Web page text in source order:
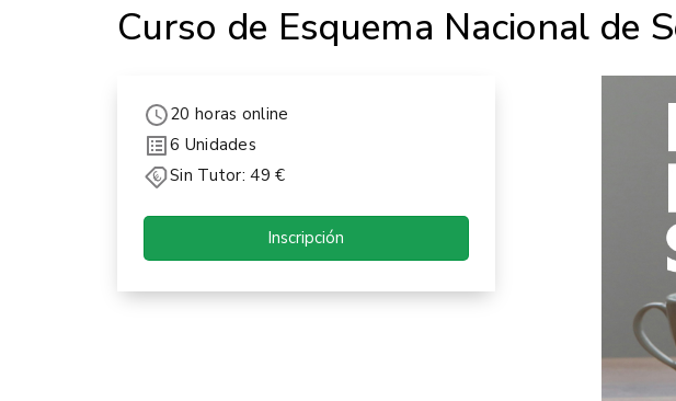
Curso de Esquema Nacional de
20 horas online
6 Unidades
Sin Tutor: 49 €
Inscripción